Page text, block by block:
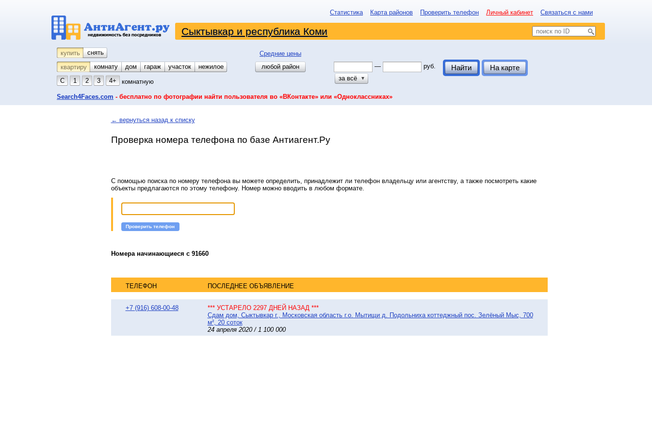
Статистика Карта районов Проверить телефон Личный кабинет Связаться с нами
Сыктывкар и республика Коми
купить снять
Средние цены
квартиру
комнату койко-место
дом гараж участок
нежилое
С
1 2 3 4+ комнатную
любой район —
руб.
за всё
▼
Найти На карте
Search4Faces.com - бесплатно по фотографии найти пользователя во «ВКонтакте» или «Одноклассниках»
← вернуться назад к списку
Проверка номера телефона по базе Антиагент.Ру
С помощью поиска по номеру телефона вы можете определить, принадлежит ли телефон владельцу или агентству, а также посмотреть какие
объекты предлагаются по этому телефону. Номер можно вводить в любом формате.
Проверить телефон
Номера начинающиеся с 91660
ТЕЛЕФОН ПОСЛЕДНЕЕ ОБЪЯВЛЕНИЕ
+7 (916) 608-00-48
*** УСТАРЕЛО 2297 ДНЕЙ НАЗАД ***
Сдам дом, Сыктывкар г., Московская область г.о. Мытищи д. Подольниха коттеджный пос. Зелёный Мыс, 700
м², 20 соток
24 апреля 2020 / 1 100 000